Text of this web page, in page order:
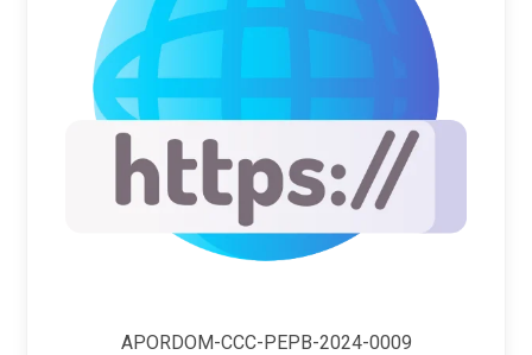
APORDOM-CCC-PEPB-2024-0009